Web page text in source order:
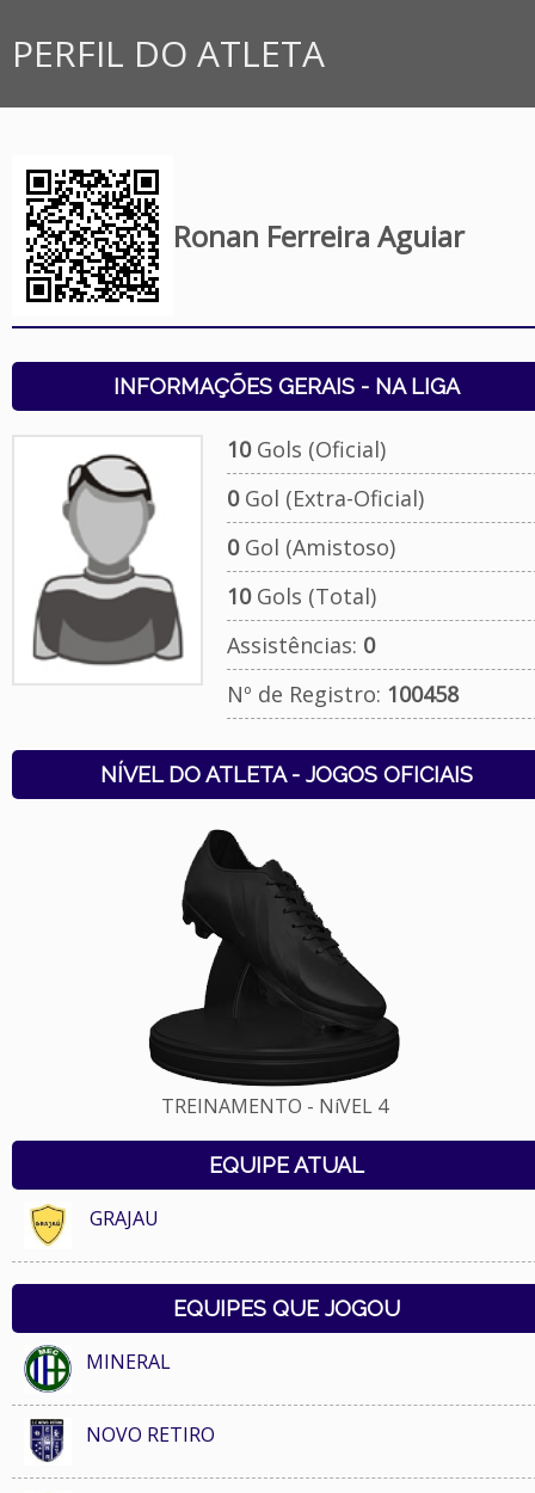
PERFIL DO ATLETA
Ronan Ferreira Aguiar
INFORMAÇÕES GERAIS - NA LIGA
10Gols (Oficial)
0Gol (Extra-Oficial)
0Gol (Amistoso)
10Gols (Total)
Assistências: 0
Nº de Registro: 100458
NÍVEL DO ATLETA - JOGOS OFICIAIS
TREINAMENTO - NíVEL 4
EQUIPE ATUAL
GRAJAU
EQUIPES QUE JOGOU
MINERAL
NOVO RETIRO